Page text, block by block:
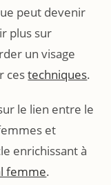
peut devenir
plus sur
un visage
cestechniques.
le lien entre le
et
enrichissant à
femme.